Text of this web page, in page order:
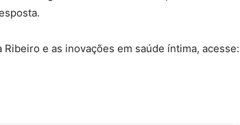
e as inovações em saúde íntima, acesse: